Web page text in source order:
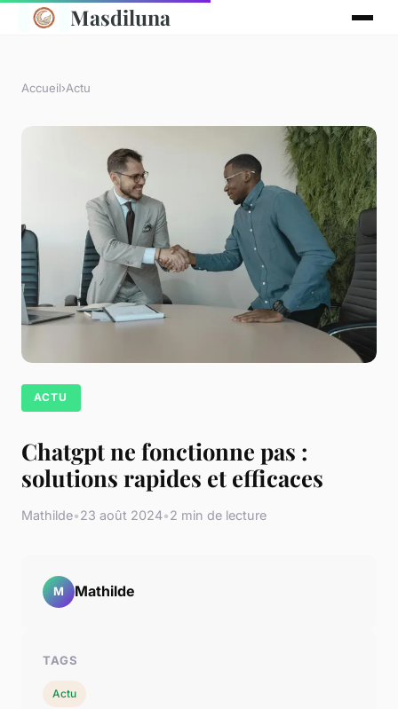
Masdiluna
Accueil›Actu
ACTU
Chatgpt ne fonctionne pas :
solutions rapides et efficaces
Mathilde•23 août 2024•2 min de lecture
M Mathilde
TAGS
Actu